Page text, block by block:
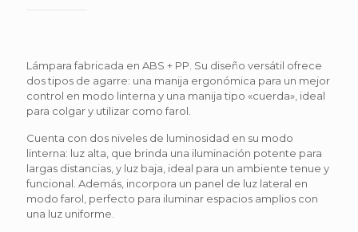
Lámpara fabricada en ABS + PP. Su diseño versátil ofrece
dos tipos de agarre: una manija ergonómica para un mejor
control en modo linterna y una manija tipo «cuerda», ideal
para colgar y utilizar como farol.
Cuenta con dos niveles de luminosidad en su modo
linterna: luz alta, que brinda una iluminación potente para
largas distancias, y luz baja, ideal para un ambiente tenue y
funcional. Además, incorpora un panel de luz lateral en
modo farol, perfecto para iluminar espacios amplios con
una luz uniforme.